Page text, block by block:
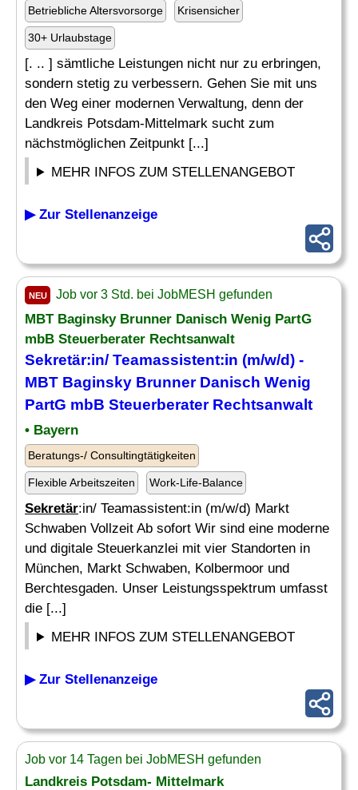
Betriebliche Altersvorsorge Krisensicher
30+ Urlaubstage
[. .. ] sämtliche Leistungen nicht nur zu erbringen,
sondern stetig zu verbessern. Gehen Sie mit uns
den Weg einer modernen Verwaltung, denn der
Landkreis Potsdam-Mittelmark sucht zum
nächstmöglichen Zeitpunkt [...]
MEHR INFOS ZUM STELLENANGEBOT
▶ Zur Stellenanzeige
NEU Job vor 3 Std. bei JobMESH gefunden
MBT Baginsky Brunner Danisch Wenig PartG
mbB Steuerberater Rechtsanwalt
Sekretär:in/ Teamassistent:in (m/w/d) -
MBT Baginsky Brunner Danisch Wenig
PartG mbB Steuerberater Rechtsanwalt
• Bayern
Beratungs-/ Consultingtätigkeiten
Flexible Arbeitszeiten Work-Life-Balance
Sekretär:in/ Teamassistent:in (m/w/d) Markt
Schwaben Vollzeit Ab sofort Wir sind eine moderne
und digitale Steuerkanzlei mit vier Standorten in
München, Markt Schwaben, Kolbermoor und
Berchtesgaden. Unser Leistungsspektrum umfasst
die [...]
MEHR INFOS ZUM STELLENANGEBOT
▶ Zur Stellenanzeige
Job vor 14 Tagen bei JobMESH gefunden
Landkreis Potsdam- Mittelmark